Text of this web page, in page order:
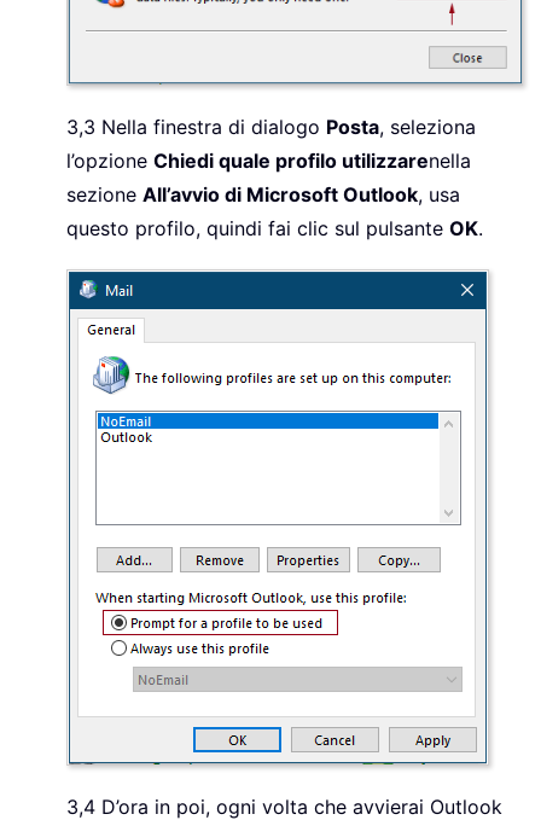
3,3 Nella finestra di dialogo Posta, seleziona
l’opzione Chiedi quale profilo utilizzarenella
sezione All’avvio di Microsoft Outlook, usa
questo profilo, quindi fai clic sul pulsante OK.
3,4 D’ora in poi, ogni volta che avvierai Outlook